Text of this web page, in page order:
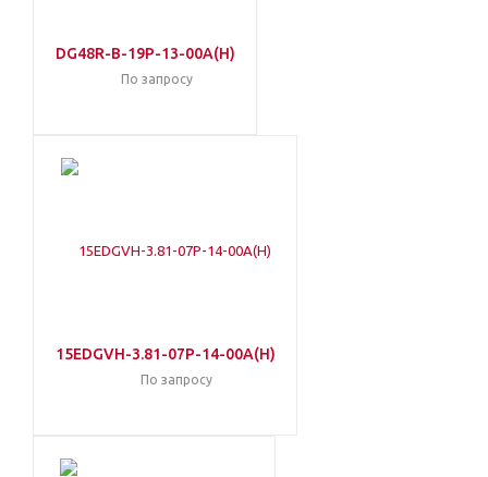
DG48R-B-19P-13-00A(H)
По запросу
15EDGVH-3.81-07P-14-00A(H)
По запросу